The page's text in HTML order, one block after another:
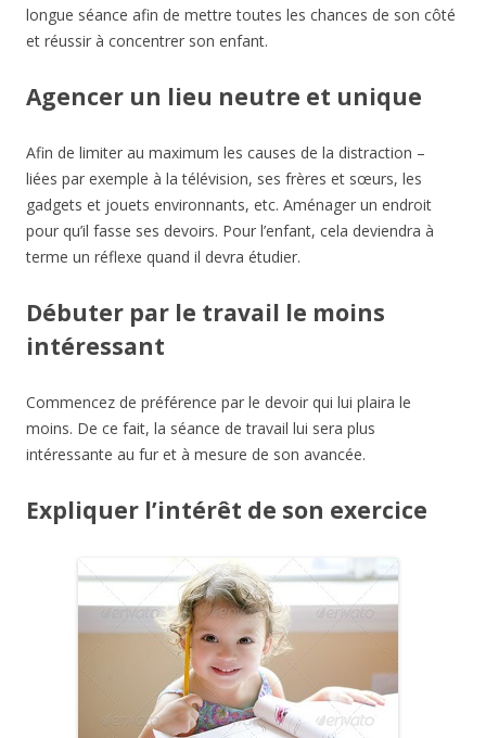
longue séance afin de mettre toutes les chances de son côté
et réussir à concentrer son enfant.
Agencer un lieu neutre et unique
Afin de limiter au maximum les causes de la distraction –
liées par exemple à la télévision, ses frères et sœurs, les
gadgets et jouets environnants, etc. Aménager un endroit
pour qu’il fasse ses devoirs. Pour l’enfant, cela deviendra à
terme un réflexe quand il devra étudier.
Débuter par le travail le moins
intéressant
Commencez de préférence par le devoir qui lui plaira le
moins. De ce fait, la séance de travail lui sera plus
intéressante au fur et à mesure de son avancée.
Expliquer l’intérêt de son exercice